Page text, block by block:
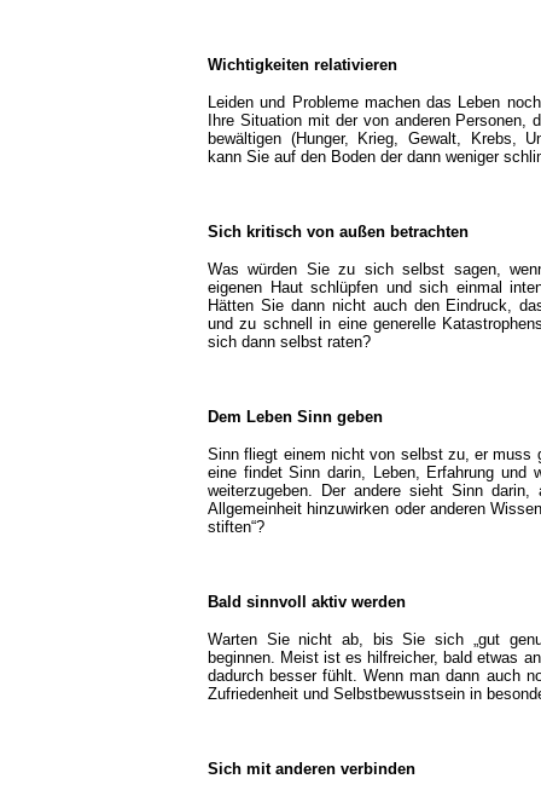
Wichtigkeiten relativieren
Leiden und Probleme machen das Leben
Ihre Situation mit der von anderen Personen,
bewältigen (Hunger, Krieg, Gewalt, Krebs,
kann Sie auf den Boden der dann weniger
Sich kritisch von außen betrachten
Was würden Sie zu sich selbst sagen,
eigenen Haut schlüpfen und sich einmal
Hätten Sie dann nicht auch den Eindruck,
und zu schnell in eine generelle
sich dann selbst raten?
Dem Leben Sinn geben
Sinn fliegt einem nicht von selbst zu, er muss
eine findet Sinn darin, Leben, Erfahrung und
weiterzugeben. Der andere sieht Sinn darin,
Allgemeinheit hinzuwirken oder anderen
stiften“?
Bald sinnvoll aktiv werden
Warten Sie nicht ab, bis Sie sich „gut
beginnen. Meist ist es hilfreicher, bald etwas
dadurch besser fühlt. Wenn man dann auch
Zufriedenheit und Selbstbewusstsein in
Sich mit anderen verbinden